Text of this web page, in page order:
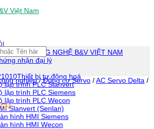
TNHH CÔNG NGHỆ B&V VIỆT NAM
nhận đại lý
Thiết bị tự động hoá
lập trình PLC Slanvert
lập trình PLC Siemens
lập trình PLC Wecon
Slanvert (Senlan)
hình HMI Siemens
hình HMI Wecon
nghiệp / Động cơ Servo /AC Servo Delta /